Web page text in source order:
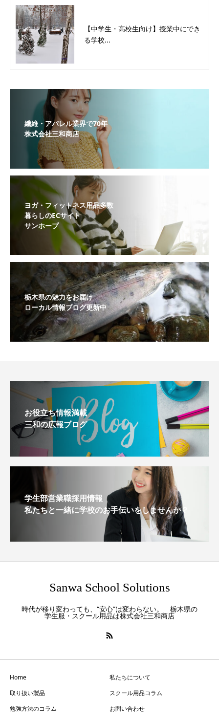
【中学生・高校生向け】授業中にでき
る学校...
繊維・アパレル業界で70年
株式会社三和商店
ヨガ・フィットネス用品多数
暮らしのECサイト
サンホープ
栃木県の魅力をお届け
ローカル情報ブログ更新中
お役立ち情報満載
三和の広報ブログ
学生部営業職採用情報
私たちと一緒に学校のお手伝いをしませんか？
Sanwa School Solutions
時代が移り変わっても、“安心”は変わらない。 栃木県の
学生服・スクール用品は株式会社三和商店
Home
私たちについて
取り扱い製品
スクール用品コラム
勉強方法のコラム
お問い合わせ